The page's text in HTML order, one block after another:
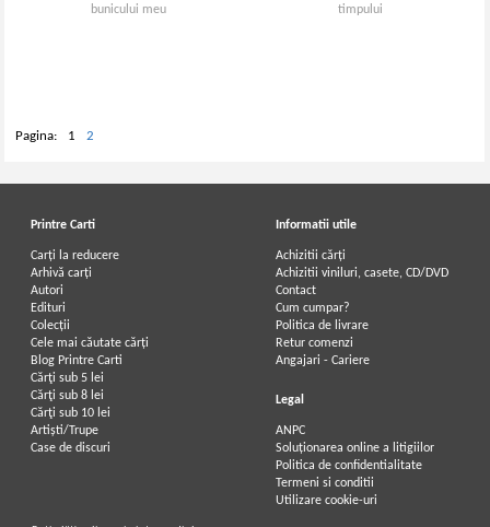
bunicului meu
timpului
Pagina: 1 2
Printre Carti
Carți la reducere
Arhivă carți
Autori
Edituri
Colecții
Cele mai căutate cărți
Blog Printre Carti
Cărţi sub 5 lei
Cărţi sub 8 lei
Cărţi sub 10 lei
Artiști/Trupe
Case de discuri
Informatii utile
Achizitii cărți
Achizitii viniluri, casete, CD/DVD
Contact
Cum cumpar?
Politica de livrare
Retur comenzi
Angajari - Cariere
Legal
ANPC
Soluționarea online a litigiilor
Politica de confidentialitate
Termeni si conditii
Utilizare cookie-uri